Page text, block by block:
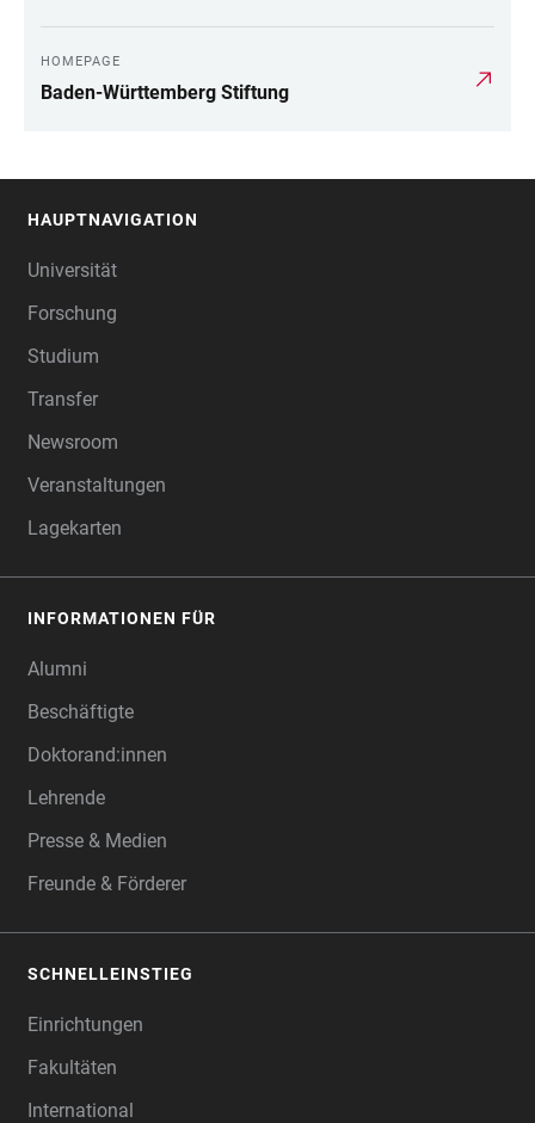
HOMEPAGE
Baden-Württemberg Stiftung
HAUPTNAVIGATION
Universität
Forschung
Studium
Transfer
Newsroom
Veranstaltungen
Lagekarten
INFORMATIONEN FÜR
Alumni
Beschäftigte
Doktorand:innen
Lehrende
Presse & Medien
Freunde & Förderer
SCHNELLEINSTIEG
Einrichtungen
Fakultäten
International